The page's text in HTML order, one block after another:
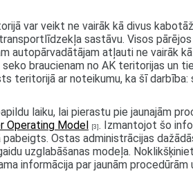
var veikt ne vairāk kā divus
sastāvu. Visos
autopārvadātājam atļauti ne vairāk
braucienam no AK teritorijas un
teritorijā ar noteikumu, ka šī
laiku, lai pierastu pie jaunajām
Operating Model [3] . Izmantojot šo
Ostas administrācijas
uzglabāšanas modeļa. Noklikšķiniet
informācija par jaunām